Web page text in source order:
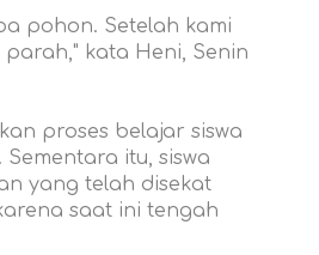
pohon. Setelah kami
kata Heni, Senin
proses belajar siswa
itu, siswa
yang telah disekat
saat ini tengah